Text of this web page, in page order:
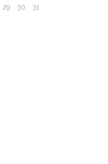
29 30 31